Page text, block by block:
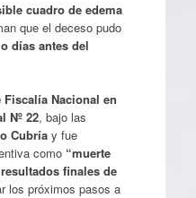
cuadro de edema
que el deceso pudo
días antes del
Fiscalía Nacional en
Nº 22, bajo las
Cubríay fue
como “muerte
finales de
los próximos pasos a